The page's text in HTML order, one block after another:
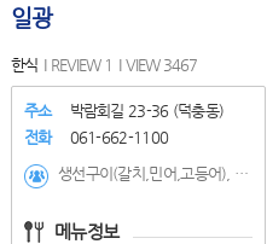
일광
한식 REVIEW 1 VIEW 3467
주소
박람회길 23-36 (덕충동)
전화
061-662-1100
생선구이(갈치,민어,고등어), 갈치조림, 서대회무침
메뉴정보